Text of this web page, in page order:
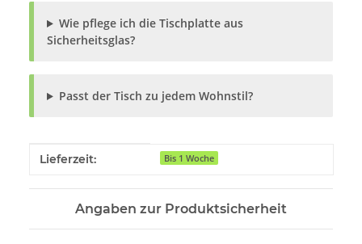
Wie pflege ich die Tischplatte aus
Sicherheitsglas?
Passt der Tisch zu jedem Wohnstil?
Produkteigenschaft
Wert
Lieferzeit: Bis 1 Woche
Angaben zur Produktsicherheit